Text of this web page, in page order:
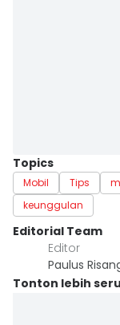
Topics
Mobil Tips
keunggulan
Editorial Team
Editor
Paulus
Tonton lebih